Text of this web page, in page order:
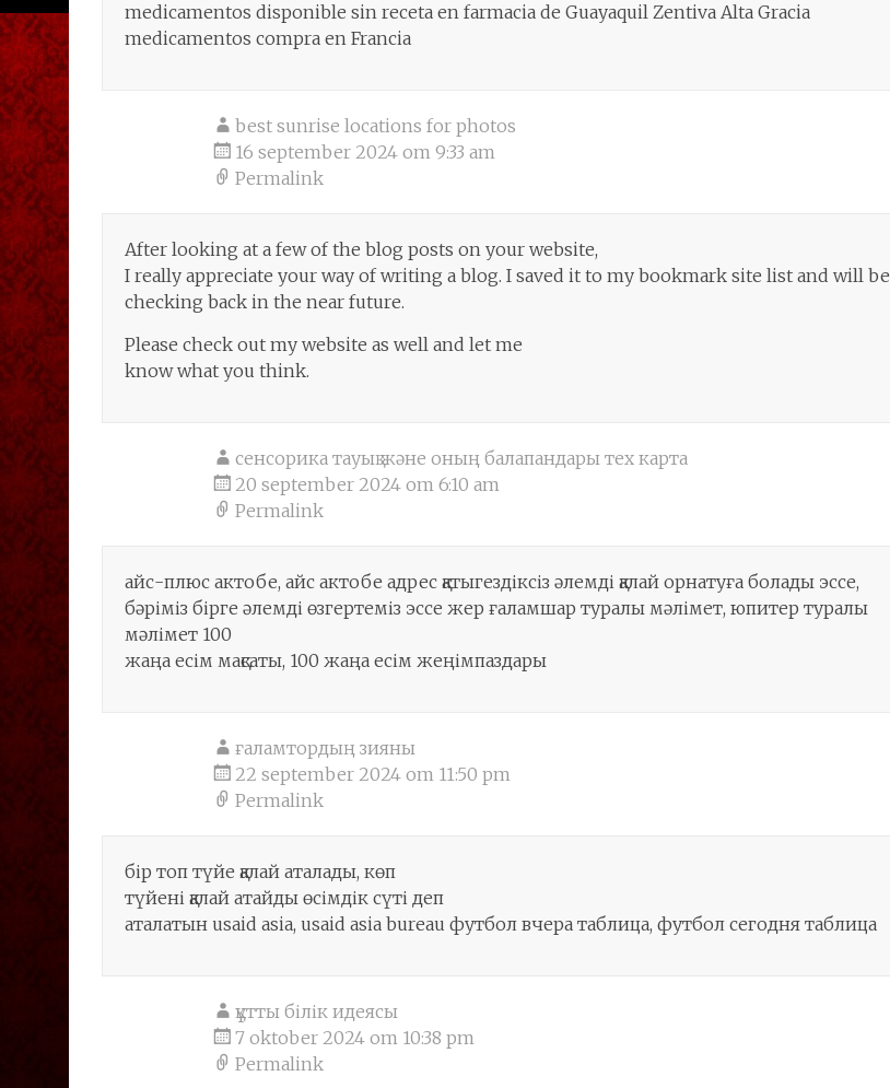
medicamentos disponible sin receta en farmacia de Guayaquil Zentiva Alta Gracia
medicamentos compra en Francia
best sunrise locations for photos
16 september 2024 om 9:33 am
Permalink
After looking at a few of the blog posts on your website,
I really appreciate your way of writing a blog. I saved it to my bookmark site list and will be
checking back in the near future.
Please check out my website as well and let me
know what you think.
сенсорика тауық және оның балапандары тех карта
20 september 2024 om 6:10 am
Permalink
айс-плюс актобе, айс актобе адрес қатыгездіксіз әлемді қалай орнатуға болады эссе,
бәріміз бірге әлемді өзгертеміз эссе жер ғаламшар туралы мәлімет, юпитер туралы
мәлімет 100
жаңа есім мақсаты, 100 жаңа есім жеңімпаздары
ғаламтордың зияны
22 september 2024 om 11:50 pm
Permalink
бір топ түйе қалай аталады, көп
түйені қалай атайды өсімдік сүті деп
аталатын usaid asia, usaid asia bureau футбол вчера таблица, футбол сегодня таблица
құтты білік идеясы
7 oktober 2024 om 10:38 pm
Permalink